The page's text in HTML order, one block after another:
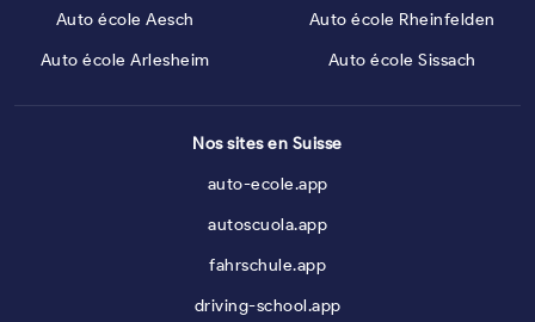
Auto école Aesch
Auto école Arlesheim
Auto école Rheinfelden
Auto école Sissach
Nos sites en Suisse
auto-ecole.app
autoscuola.app
fahrschule.app
driving-school.app